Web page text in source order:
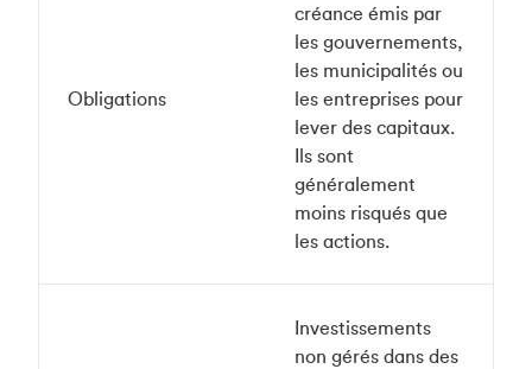
Obligations
créance émis par
les gouvernements,
les municipalités ou
les entreprises pour
lever des capitaux.
Ils sont
généralement
moins risqués que
les actions.
Investissements
non gérés dans des